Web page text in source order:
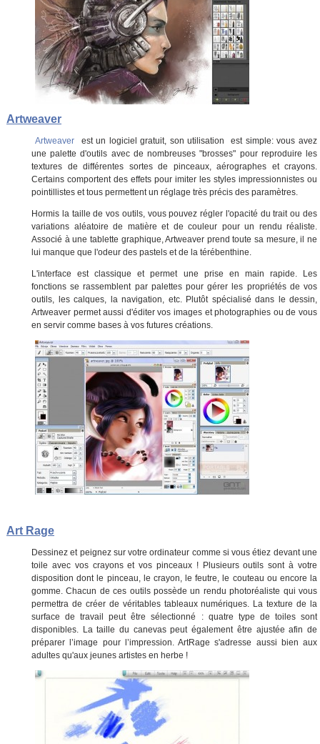
Artweaver
Artweaver est un logiciel gratuit, son utilisation
est simple: vous avez
une palette d'outils avec de nombreuses "brosses" pour reproduire les
textures de différentes sortes de pinceaux, aérographes et crayons.
Certains comportent des effets pour imiter les styles impressionnistes ou
pointillistes et tous permettent un réglage très précis des paramètres.
Hormis la taille de vos outils, vous pouvez régler l'opacité du trait ou des
variations aléatoire de matière et de couleur pour un rendu réaliste.
Associé à une tablette graphique, Artweaver prend toute sa mesure, il ne
lui manque que l'odeur des pastels et de la térébenthine.
L'interface est classique et permet une prise en main rapide. Les
fonctions se rassemblent par palettes pour gérer les propriétés de vos
outils, les calques, la navigation, etc. Plutôt spécialisé dans le dessin,
Artweaver permet aussi d'éditer vos images et photographies ou de vous
en servir comme bases à vos futures créations.
Art Rage
Dessinez et peignez sur votre ordinateur comme si vous étiez devant une
toile avec vos crayons et vos pinceaux ! Plusieurs outils sont à votre
disposition dont le pinceau, le crayon, le feutre, le couteau ou encore la
gomme. Chacun de ces outils possède un rendu photoréaliste qui vous
permettra de créer de véritables tableaux numériques. La texture de la
surface de travail peut être sélectionné : quatre type de toiles sont
disponibles. La taille du canevas peut également être ajustée afin de
préparer l’image pour l’impression. ArtRage s'adresse aussi bien aux
adultes qu'aux jeunes artistes en herbe !